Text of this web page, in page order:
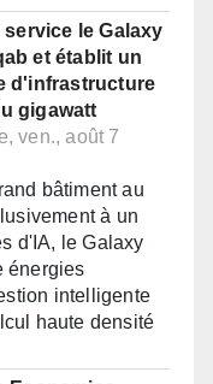
le Galaxy
et établit un
d'infrastructure
gigawatt
ven., août 7
bâtiment au
à un
d'IA, le Galaxy
énergies
intelligente
haute densité